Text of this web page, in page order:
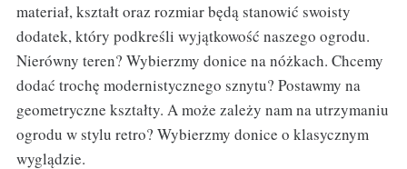
materiał, kształt oraz rozmiar będą stanowić swoisty
dodatek, który podkreśli wyjątkowość naszego ogrodu.
Nierówny teren? Wybierzmy donice na nóżkach. Chcemy
dodać trochę modernistycznego sznytu? Postawmy na
geometryczne kształty. A może zależy nam na utrzymaniu
ogrodu w stylu retro? Wybierzmy donice o klasycznym
wyglądzie.